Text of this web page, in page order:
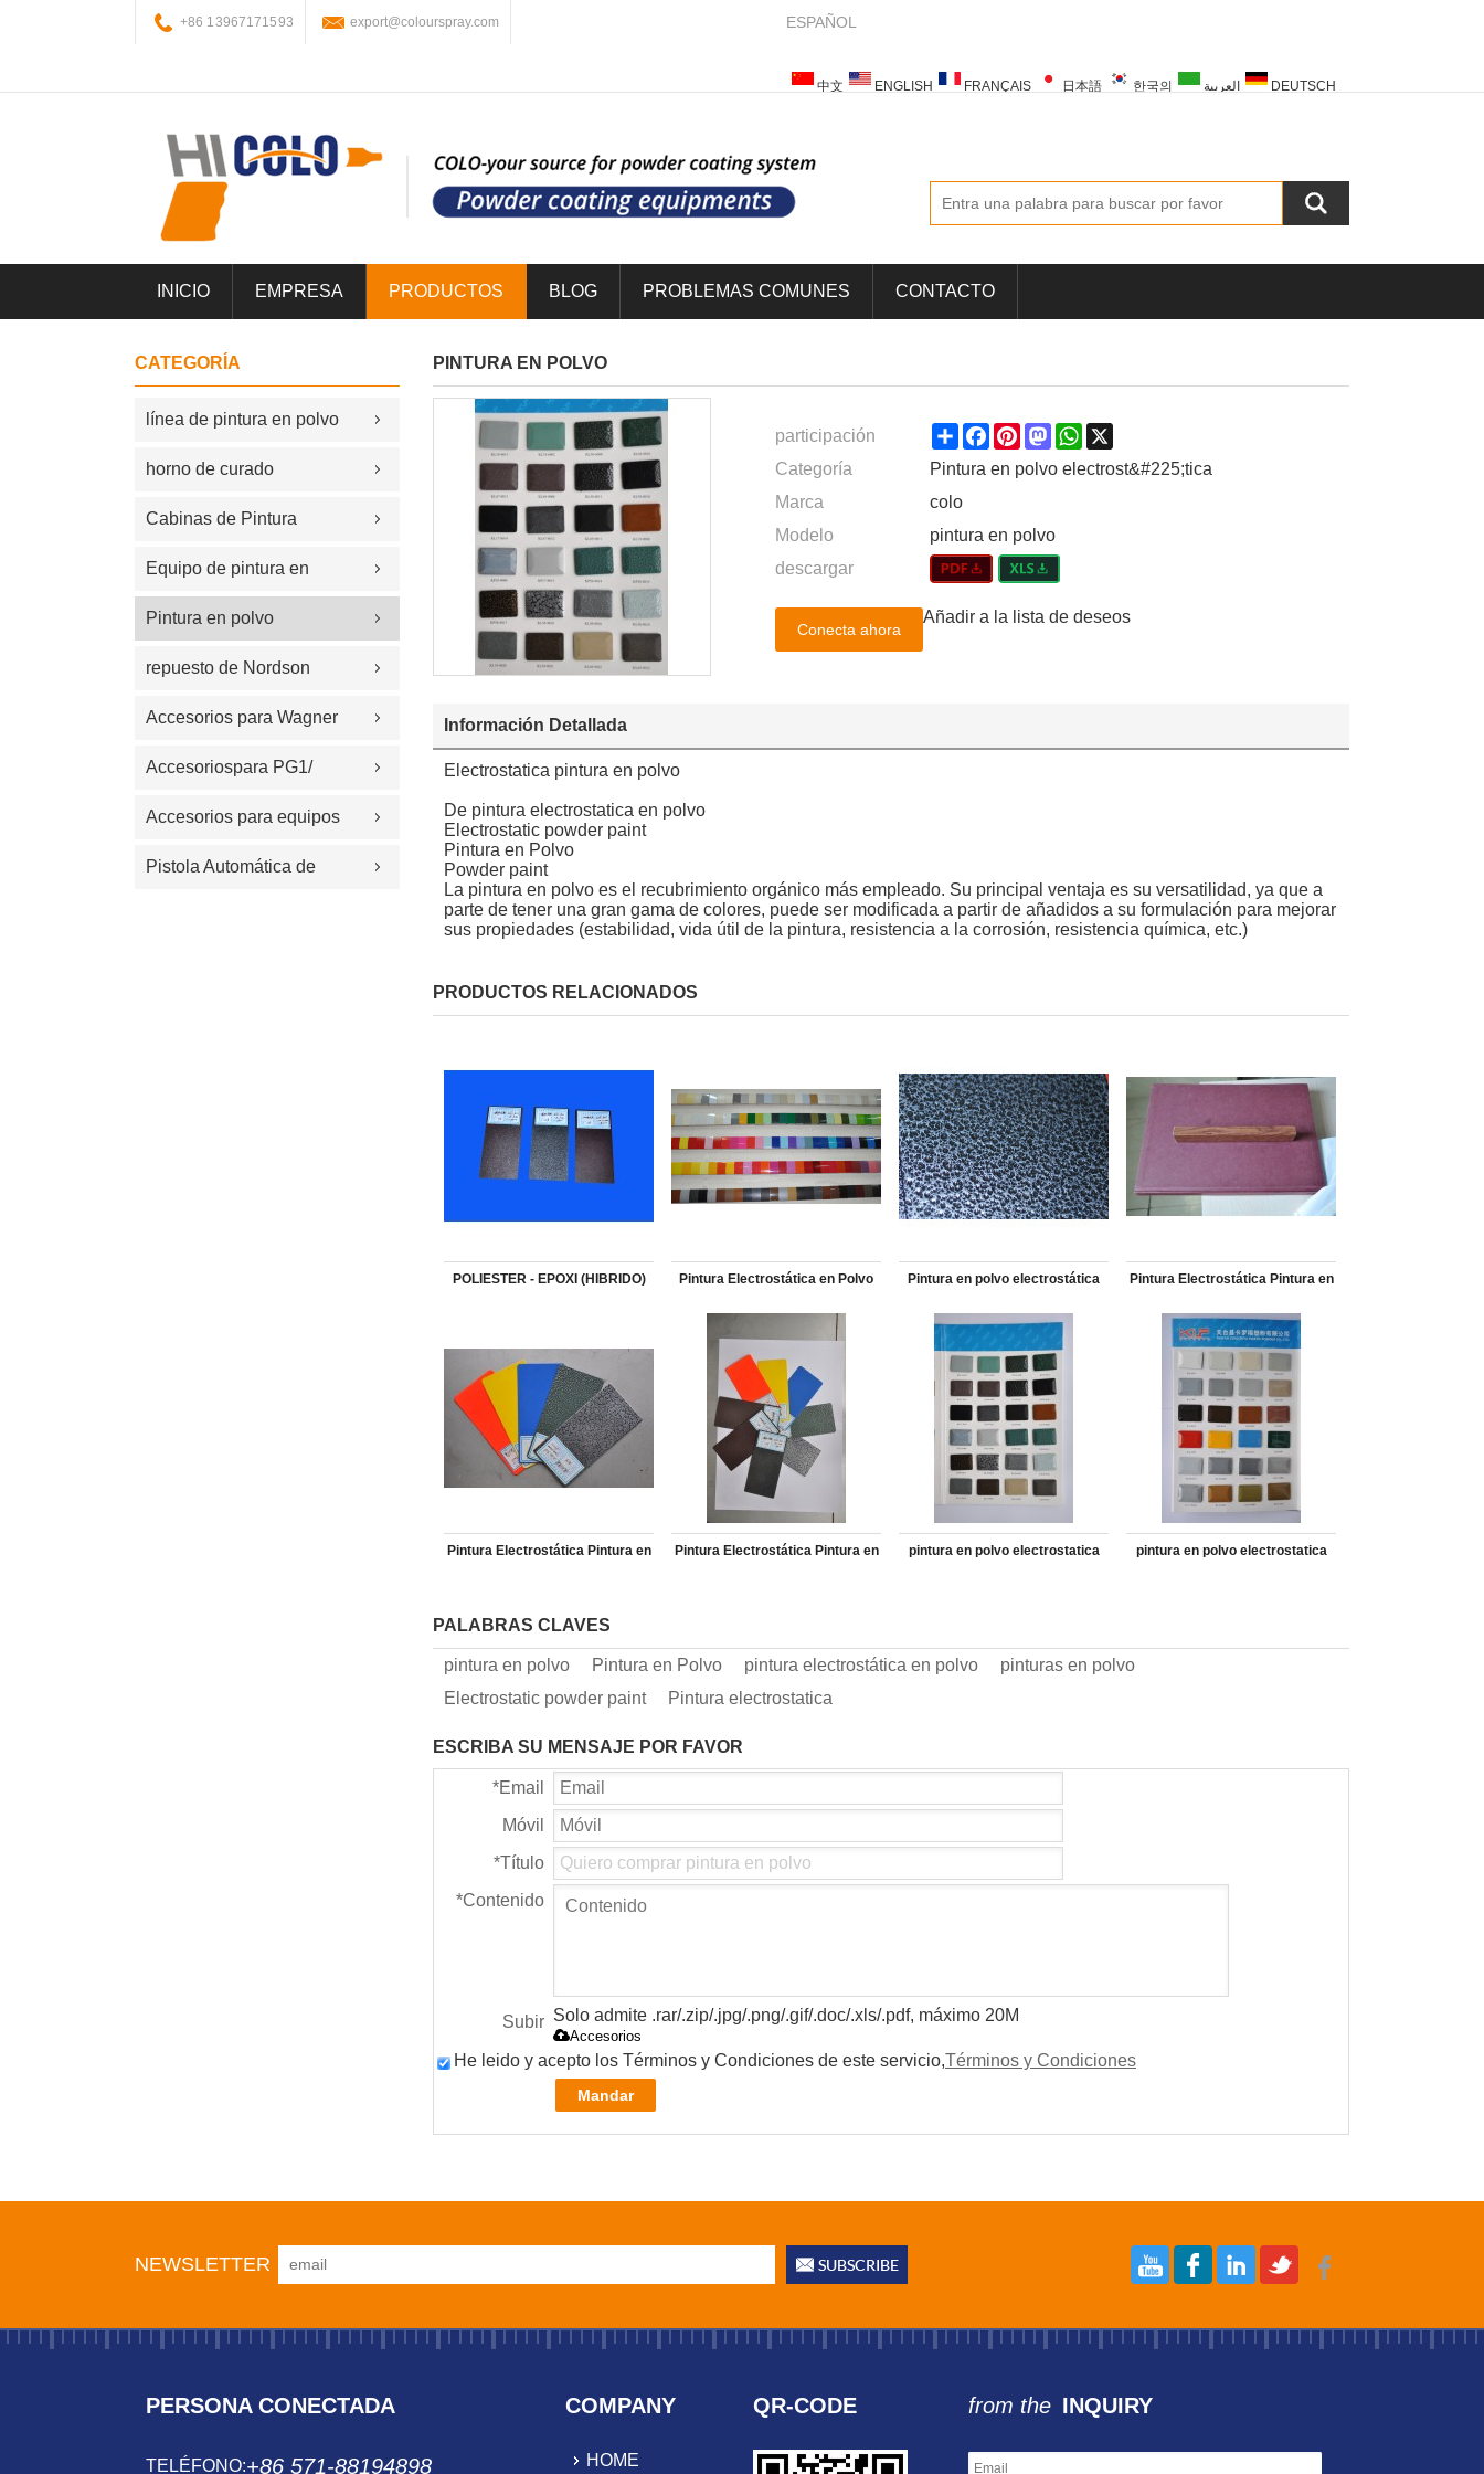
+86 13967171593 export@colourspray.com ESPAÑOL
中文 ENGLISH FRANÇAIS 日本語 한국의 العربية DEUTSCH
INICIO EMPRESA PRODUCTOS BLOG PROBLEMAS COMUNES CONTACTO
CATEGORÍA
línea de pintura en polvo
horno de curado
Cabinas de Pintura
Equipo de pintura en
polvo
Pintura en polvo
electrost&#225;tica
repuesto de Nordson
Accesorios para Wagner
Accesoriospara PG1/
PG2A/Easyselect/OPTI
Accesorios para equipos
de recubrimiento
Pistola Automática de
PINTURA EN POLVO
participación ShareFacebook
PinterestMastodonWhatsApp
Categoría
Pintura en polvo electrost&#225;tica
Marca
colo
Modelo
pintura en polvo
descargar
Conecta ahora
Añadir a la lista de deseos
Información Detallada
Electrostatica pintura en polvo
De pintura electrostatica en polvo
Electrostatic powder paint
Pintura en Polvo
Powder paint
La pintura en polvo es el recubrimiento orgánico más empleado. Su principal ventaja es su versatilidad, ya que a
parte de tener una gran gama de colores, puede ser modificada a partir de añadidos a su formulación para mejorar
sus propiedades (estabilidad, vida útil de la pintura, resistencia a la corrosión, resistencia química, etc.)
PRODUCTOS RELACIONADOS
POLIESTER - EPOXI (HIBRIDO) Pintura Electrostática en Polvo Pintura en polvo electrostática Pintura Electrostática Pintura en
Polvo
Pintura Electrostática Pintura en Pintura Electrostática Pintura en pintura en polvo electrostatica pintura en polvo electrostatica
PALABRAS CLAVES
pintura en polvo Pintura en Polvo pintura electrostática en polvo
pinturas en polvo
Electrostatic powder paint
Pintura electrostatica
ESCRIBA SU MENSAJE POR FAVOR
*Email
Móvil
*Título
*Contenido
Subir Solo admite .rar/.zip/.jpg/.png/.gif/.doc/.xls/.pdf, máximo 20M
Accesorios
He leido y acepto los Términos y Condiciones de este servicio,Términos y Condiciones
Mandar
NEWSLETTER
PERSONA CONECTADA
TELÉFONO:+86 571-88194898
COMPANY
HOME
QR-CODE from the INQUIRY